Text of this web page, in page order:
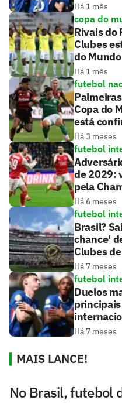
Há 1 mês
copa do
Rivais do
Clubes
do Mundo
Há 1 mês
futebol
Copa do
está
Há 3 meses
futebol
de 2029:
pela
Há 6 meses
futebol
Brasil?
chance'
Clubes
Há 7 meses
futebol
Duelos
Há 7 meses
MAIS LANCE!
No Brasil, futebol